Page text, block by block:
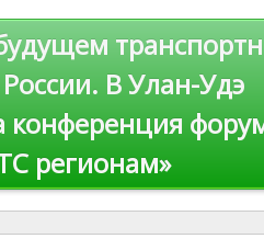
r
n
al
m p
p
В Улан-Удэ
конференция
регионам»